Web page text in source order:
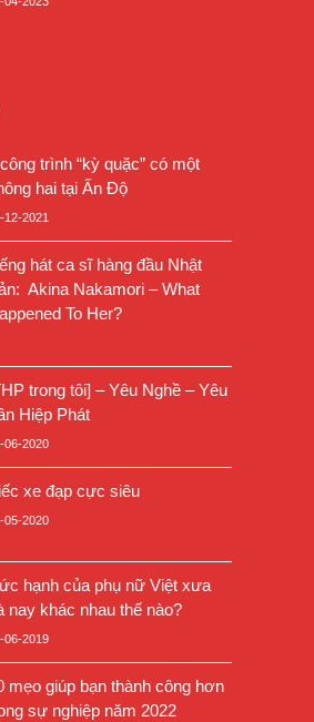
trình “kỳ quặc” có một
hai tại Ấn Độ
12-2021
hát ca sĩ hàng đầu Nhật
Akina Nakamori – What
To Her?
trong tôi] – Yêu Nghề – Yêu
Hiệp Phát
06-2020
xe đạp cực siêu
05-2020
hạnh của phụ nữ Việt xưa
nay khác nhau thế nào?
06-2019
mẹo giúp bạn thành công hơn
sự nghiệp năm 2022